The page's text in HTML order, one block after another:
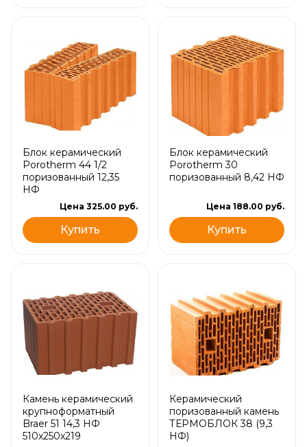
Блок керамический
Porotherm 44 1/2
поризованный 12,35
НФ
Цена 325.00 руб.
Купить
Блок керамический
Porotherm 30
поризованный 8,42 НФ
Цена 188.00 руб.
Купить
Камень керамический
крупноформатный
Braer 51 14,3 НФ
510х250х219
Керамический
поризованный камень
ТЕРМОБЛОК 38 (9,3
НФ)